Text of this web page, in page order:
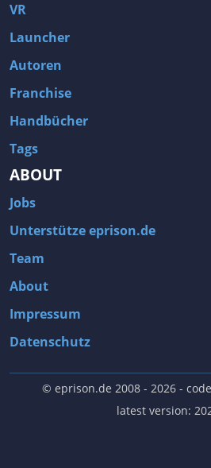
VR
Launcher
Autoren
Franchise
Handbücher
Tags
ABOUT
Jobs
Unterstütze eprison.de
Team
About
Impressum
Datenschutz
© eprison.de 2008 - 2026-
latest version: